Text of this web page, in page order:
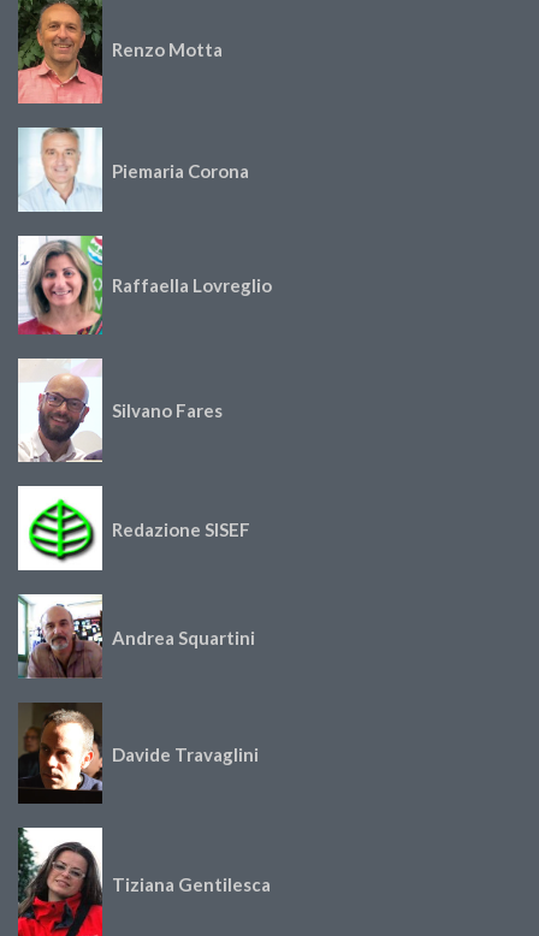
Renzo Motta
Piemaria Corona
Raffaella Lovreglio
Silvano Fares
Redazione SISEF
Andrea Squartini
Davide Travaglini
Tiziana Gentilesca